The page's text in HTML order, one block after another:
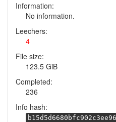
Information:
No information.
Leechers:
4
File size:
123.5 GiB
Completed:
236
Info hash: